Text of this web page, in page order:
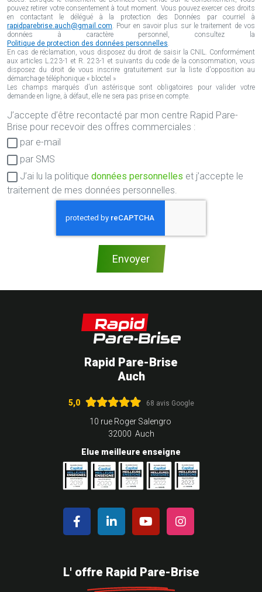
pouvez retirer votre consentement à tout moment. Vous pouvez exercer ces droits
en contactant le délégué à la protection des Données par courriel à
rapidparebrise.auch@gmail.com. Pour en savoir plus sur le traitement de vos
données à caractère personnel, consultez la
Politique de protection des données personnelles.
En cas de réclamation, vous disposez du droit de saisir la CNIL. Conformément
aux articles L.223-1 et R. 223-1 et suivants du code de la consommation, vous
disposez du droit de vous inscrire gratuitement sur la liste d'opposition au
démarchage téléphonique « bloctel »
Les champs marqués d’un astérisque sont obligatoires pour valider votre
demande en ligne, à défaut, elle ne sera pas prise en compte.
Consentement
RGPD
J’accepte d’être recontacté par mon centre Rapid Pare-
Brise pour recevoir des offres commerciales :
par e-mail
par SMS
J’ai lu la politique données personnelles et j’accepte le
traitement de mes données personnelles.
Envoyer
Rapid Pare-Brise
Auch
5,0 68 avis Google
10 rue Roger Salengro
32000 Auch
Elue meilleure enseigne
L' offre Rapid Pare-Brise